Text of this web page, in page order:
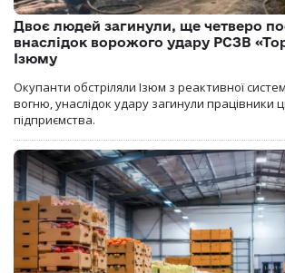
Двоє людей загинули, ще четверо
внаслідок ворожого удару РСЗВ
Ізюму
Окупанти обстріляли Ізюм з реактивної
вогню, унаслідок удару загинули працівники
підприємства.